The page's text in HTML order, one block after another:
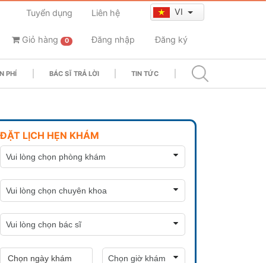
Tuyển dụng Liên hệ VI
Giỏ hàng 0 Đăng nhập Đăng ký
PHÍ BÁC SĨ TRẢ LỜI TIN TỨC
ĐẶT LỊCH HẸN KHÁM